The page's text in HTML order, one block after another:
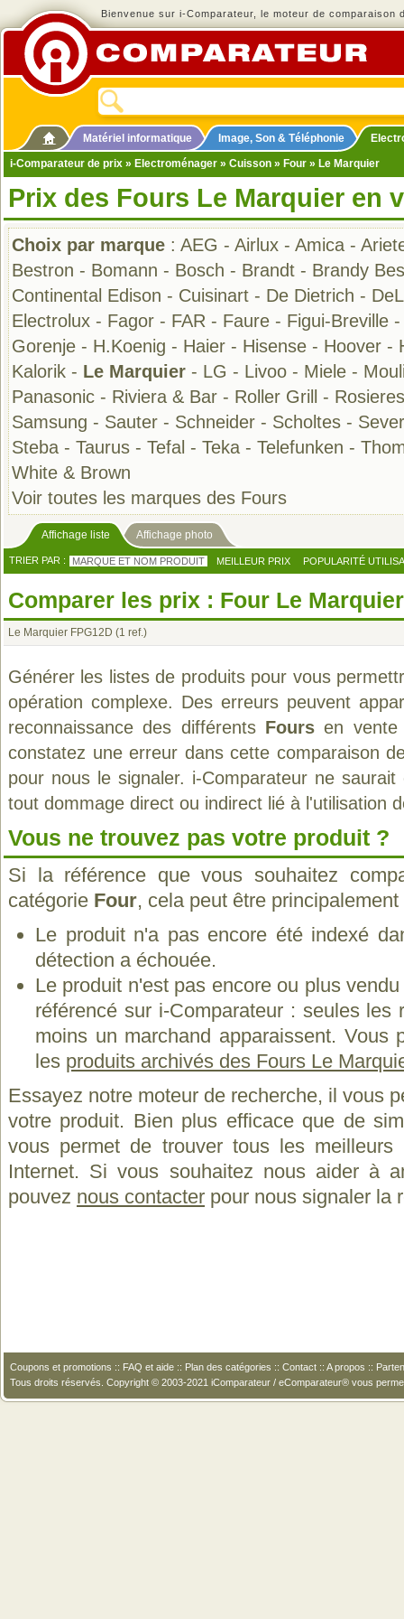
Bienvenue sur i-Comparateur, le moteur de comparaison
Matériel informatique Image, Son & Téléphonie
i-Comparateur de prix » Electroménager » Cuisson » Four » Le Marquier
Prix des Fours Le Marquier en
Choix par marque : AEG - Airlux - Amica -
Bestron - Bomann - Bosch - Brandt - Brandy
Continental Edison - Cuisinart - De Dietrich -
Electrolux - Fagor - FAR - Faure - Figui-Breville
Gorenje - H.Koenig - Haier - Hisense - Hoover -
Kalorik - Le Marquier - LG - Livoo - Miele -
Panasonic - Riviera & Bar - Roller Grill - Rosieres
Samsung - Sauter - Schneider - Scholtes -
Steba - Taurus - Tefal - Teka - Telefunken -
White & Brown
Voir toutes les marques des Fours
Affichage liste Affichage photo
TRIER PAR : MARQUE ET NOM PRODUIT MEILLEUR PRIX POPULARITÉ
Comparer les prix : Four Le Marquier
Le Marquier FPG12D (1 ref.)
Générer les listes de produits pour vous
opération complexe. Des erreurs peuvent
reconnaissance des différents Foursen vente
constatez une erreur dans cette comparaison
pour nous le signaler. i-Comparateur ne
tout dommage direct ou indirect lié à l'utilisation
Vous ne trouvez pas votre produit ?
Si la référence que vous souhaitez
catégorie Four, cela peut être
Le produit n'a pas encore été indexé
détection a échouée.
Le produit n'est pas encore ou plus
référencé sur i-Comparateur : seules les
moins un marchand apparaissent. Vous
les produits archivés des Fours Le
Essayez notre moteur de recherche, il vous
votre produit. Bien plus efficace que de
vous permet de trouver tous les
Internet. Si vous souhaitez nous aider à
pouvez nous contacter pour nous signaler la
Coupons et promotions :: FAQ et aide :: Plan des catégories :: Contact :: A propos ::
Tous droits réservés. Copyright © 2003-2021 iComparateur / eComparateur® vous